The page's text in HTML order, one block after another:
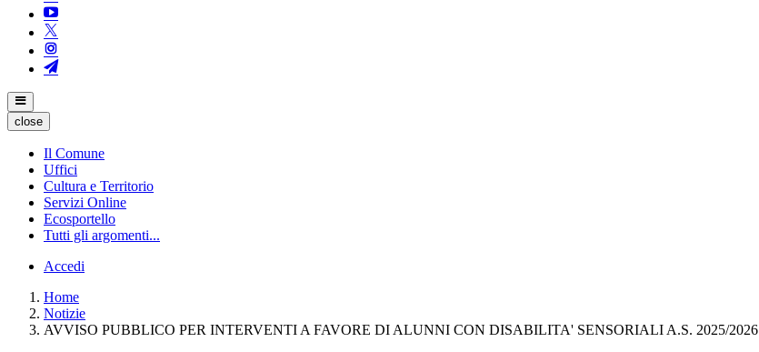
close
Il Comune
Uffici
Cultura e Territorio
Servizi Online
Ecosportello
Tutti gli argomenti...
Accedi
Home
Notizie
AVVISO PUBBLICO PER INTERVENTI A FAVORE DI ALUNNI CON DISABILITA' SENSORIALI A.S. 2025/2026